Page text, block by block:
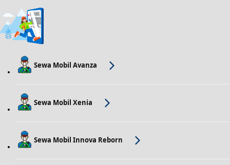
Sewa Mobil Avanza
Sewa Mobil Xenia
Sewa Mobil Innova Reborn